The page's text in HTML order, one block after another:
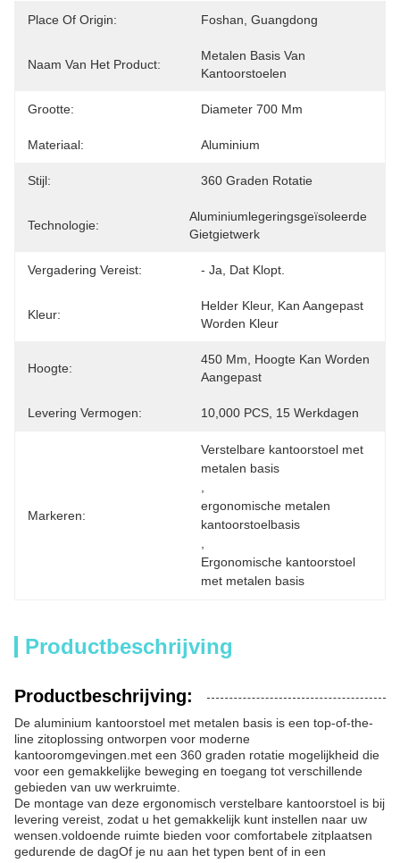
Place Of Origin: Foshan, Guangdong
Naam Van Het Product:
Metalen Basis Van
Kantoorstoelen
Grootte: Diameter 700 Mm
Materiaal: Aluminium
Stijl: 360 Graden Rotatie
Technologie:
Aluminiumlegeringsgeïsoleerde
Gietgietwerk
Vergadering Vereist: - Ja, Dat Klopt.
Kleur:
Helder Kleur, Kan Aangepast
Worden Kleur
Hoogte:
450 Mm, Hoogte Kan Worden
Aangepast
Levering Vermogen: 10,000 PCS, 15 Werkdagen
Markeren:
Verstelbare kantoorstoel met
metalen basis
ergonomische metalen
kantoorstoelbasis
Ergonomische kantoorstoel
met metalen basis
Productbeschrijving
Productbeschrijving:
De aluminium kantoorstoel met metalen basis is een top-of-the-
line zitoplossing ontworpen voor moderne
kantooromgevingen.met een 360 graden rotatie mogelijkheid die
voor een gemakkelijke beweging en toegang tot verschillende
gebieden van uw werkruimte.
De montage van deze ergonomisch verstelbare kantoorstoel is bij
levering vereist, zodat u het gemakkelijk kunt instellen naar uw
wensen.voldoende ruimte bieden voor comfortabele zitplaatsen
gedurende de dagOf je nu aan het typen bent of in een